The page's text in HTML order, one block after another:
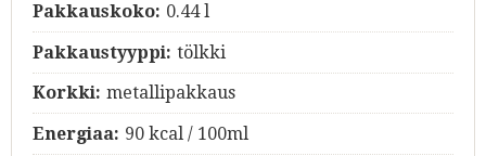
Pakkauskoko: 0.44 l
Pakkaustyyppi: tölkki
Korkki: metallipakkaus
Energiaa: 90 kcal / 100ml